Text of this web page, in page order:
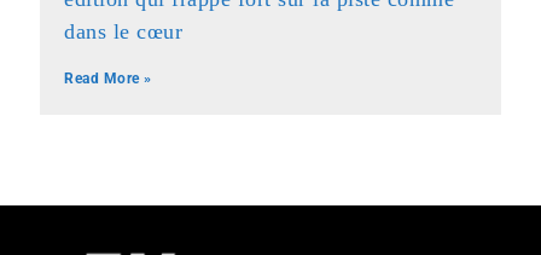
dans le cœur
Read More »